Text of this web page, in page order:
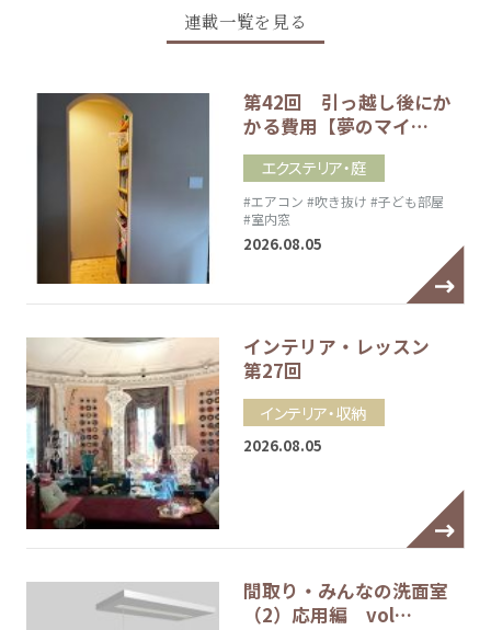
連載一覧を見る
第42回 引っ越し後にか
かる費用【夢のマイ…
エクステリア・庭
#エアコン #吹き抜け #子ども部屋
#室内窓
2026.08.05
インテリア・レッスン
第27回
インテリア・収納
2026.08.05
間取り・みんなの洗面室
（2）応用編 vol…